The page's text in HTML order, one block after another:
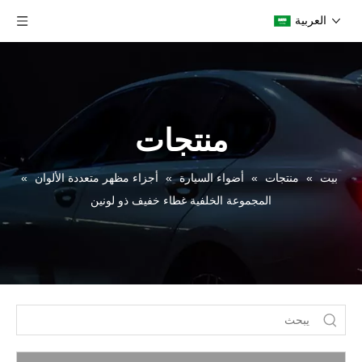
العربية
منتجات
بيت » منتجات » أضواء السيارة » أجزاء مظهر متعددة الألوان »
المجموعة الخلفية غطاء خفيف ذو لونين